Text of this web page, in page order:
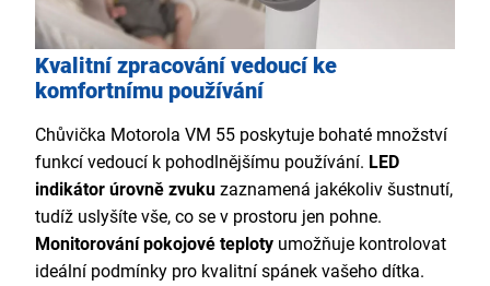
Kvalitní zpracování vedoucí ke
komfortnímu používání
Chůvička Motorola VM 55 poskytuje bohaté množství
funkcí vedoucí k pohodlnějšímu používání. LED
indikátor úrovně zvuku zaznamená jakékoliv šustnutí,
tudíž uslyšíte vše, co se v prostoru jen pohne.
Monitorování pokojové teploty umožňuje kontrolovat
ideální podmínky pro kvalitní spánek vašeho dítka.